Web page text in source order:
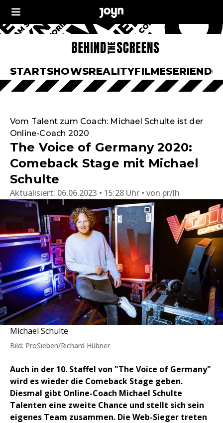
STARTSHOWSREALITYFILMESERIEN
Vom Talent zum Coach: Michael Schulte ist der
Online-Coach 2020
The Voice of Germany 2020:
Comeback Stage mit Michael
Schulte
Aktualisiert: 06.06.2023 • 15:28 Uhr von pr/lh
Michael Schulte
Bild: ProSieben/Richard Hübner
Auch in der 10. Staffel von "The Voice of Germany"
wird es wieder die Comeback Stage geben.
Diesmal gibt Online-Coach Michael Schulte
Talenten eine zweite Chance und stellt sich sein
eigenes Team zusammen. Die Web-Sieger treten